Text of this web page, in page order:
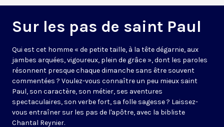
Sur les pas de saint Paul
Qui est cet homme « de petite taille, à la tête dégarnie, aux
jambes arquées, vigoureux, plein de grâce », dont les paroles
résonnent presque chaque dimanche sans être souvent
commentées ? Voulez-vous connaître un peu mieux saint
Paul, son caractère, son métier, ses aventures
spectaculaires, son verbe fort, sa folle sagesse ? Laissez-
vous entraîner sur les pas de l'apôtre, avec la bibliste
Chantal Reynier.